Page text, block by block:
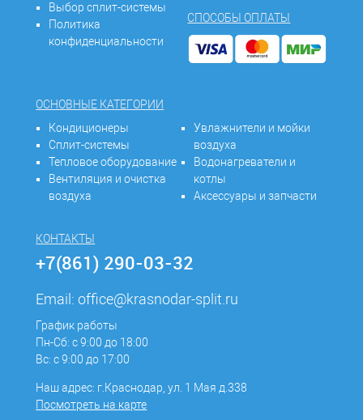
Выбор сплит-системы
Политика
конфиденциальности
СПОСОБЫ ОПЛАТЫ
ОСНОВНЫЕ КАТЕГОРИИ
Кондиционеры
Сплит-системы
Тепловое оборудование
Вентиляция и очистка
воздуха
Увлажнители и мойки
воздуха
Водонагреватели и
котлы
Аксессуары и запчасти
КОНТАКТЫ
+7(861) 290-03-32
Email:office@krasnodar-split.ru
График работы
Пн-Сб: с 9:00 до 18:00
Вс: с 9:00 до 17:00
Наш адрес: г.Краснодар, ул. 1 Мая д.338
Посмотреть на карте